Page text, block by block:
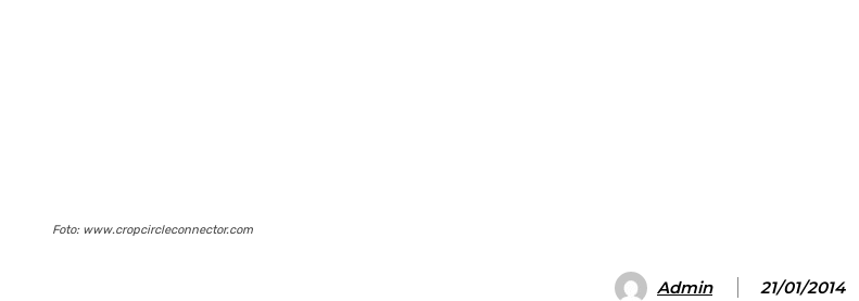
Foto: www.cropcircleconnector.com
Admin 21/01/2014